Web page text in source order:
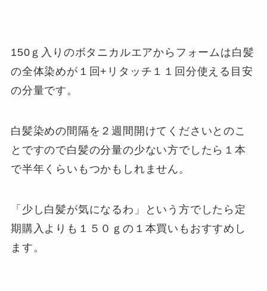
150ｇ入りのボタニカルエアからフォームは白髪
の全体染めが１回+リタッチ１１回分使える目安
の分量です。
白髪染めの間隔を２週間開けてくださいとのこ
とですので白髪の分量の少ない方でしたら１本
で半年くらいもつかもしれません。
「少し白髪が気になるわ」という方でしたら定
期購入よりも１５０ｇの１本買いもおすすめし
ます。